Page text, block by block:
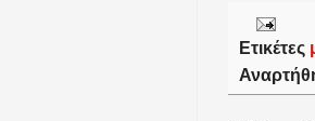
Ετικέτες